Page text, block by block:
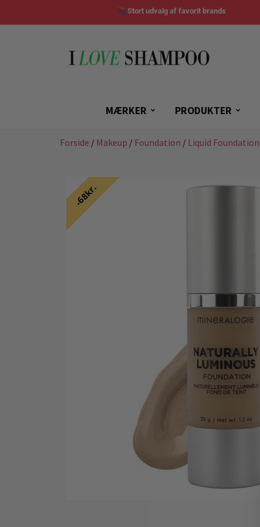
Stort udvalg af favorit brands
MÆRKER PRODUKTER
Forside / Makeup / Foundation / Liquid Foundation
68kr.